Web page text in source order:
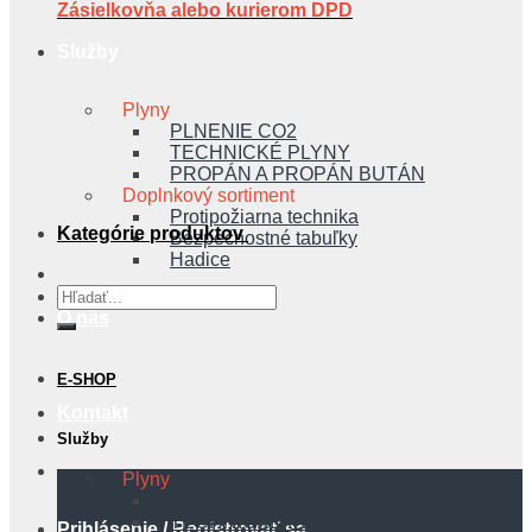
Plyny
PLNENIE CO2
TECHNICKÉ PLYNY
PROPÁN A PROPÁN BUTÁN
Doplnkový sortiment
Protipožiarna technika
Bezpečnostné tabuľky
Hadice
Zásielkovňa alebo kurierom DPD
Kategórie produktov
Hľadať:
E-SHOP
Služby
Plyny
TECHNICKÉ PLYNY